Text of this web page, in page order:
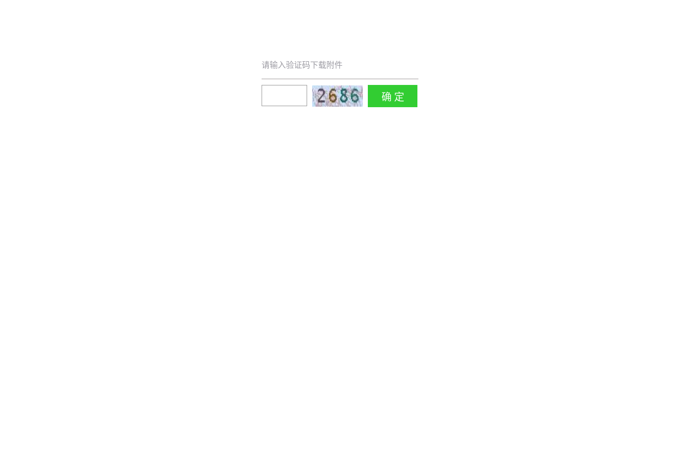
请输入验证码下载附件